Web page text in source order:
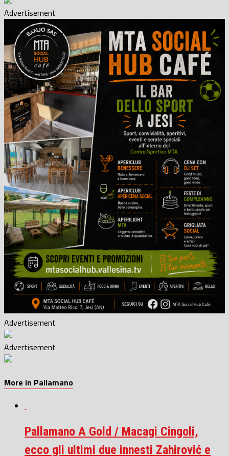
Advertisement
Advertisement
Advertisement
More in Pallamano
Pallamano A Gold / Macagi Cingoli,
ecco gli ultimi due innesti Zahirović e